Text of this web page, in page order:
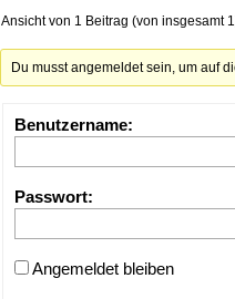
Ansicht von 1 Beitrag (von insgesamt
Du musst angemeldet sein, um auf
Benutzername:
Passwort:
Angemeldet bleiben